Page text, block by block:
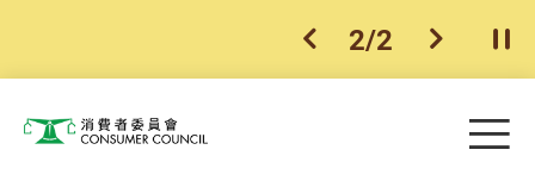
上一個
2/2 下一個開
消費者委員會 目